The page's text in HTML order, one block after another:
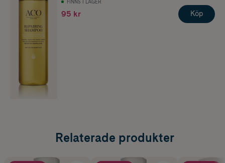
FINNS I LAGER
95 kr Köp
Relaterade produkter